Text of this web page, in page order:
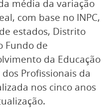
média da variação
com base no INPC,
estados, Distrito
Fundo de
da Educação
Profissionais da
nos cinco anos